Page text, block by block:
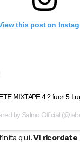
this post on
MIXTAPE 4 ? fuori 5
by Salmo Official
qui.Vi ricordate